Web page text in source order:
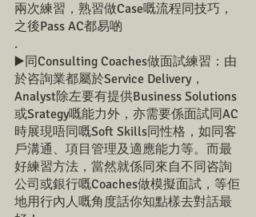
兩次練習，熟習做Case嘅流程同技巧，
之後Pass AC都易啲
.
▶️同Consulting Coaches做面試練習：由
於咨詢業都屬於Service Delivery，
Analyst除左要有提供Business Solutions
或Srategy嘅能力外，亦需要係面試同AC
時展現唔同嘅Soft Skills同性格，如同客
戶溝通、項目管理及適應能力等。而最
好練習方法，當然就係同來自不同咨詢
公司或銀行嘅Coaches做模擬面試，等佢
地用行內人嘅角度話你知點樣去對話最